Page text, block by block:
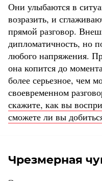
Они улыбаются в
возразить, и
прямой разговор.
дипломатичность, но
любого напряжения.
она копится до
более серьезное, чем
своевременном
скажите, как вы
сможете ли вы
Чрезмерная